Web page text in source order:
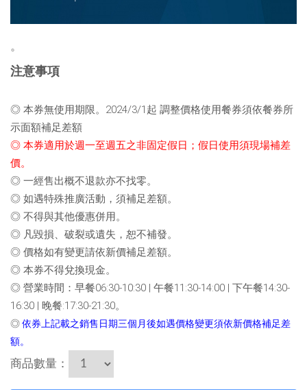
。
注意事項
◎ 本券無使用期限。 2024/3/1起 調整價格使用餐券須依餐券所
示面額補足差額
◎ 本券適用於週一至週五之非固定假日； 假日使用須現場補差
價。
◎ 一經售出概不退款亦不找零。
◎ 如遇特殊推廣活動，須補足差額。
◎ 不得與其他優惠併用。
◎ 凡毀損、破裂或遺失，恕不補發。
◎ 價格如有變更請依新價補足差額。
◎ 本券不得兌換現金。
◎ 營業時間：早餐06:30-10:30 | 午餐11:30-14:00 | 下午餐14:30-
16:30 | 晚餐:17:30-21:30。
◎依券上記載之銷售日期三個月後如遇價格變更須依新價格補足差
額。
商品數量：